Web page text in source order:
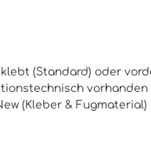
(Standard) oder
( Kleber & Fugmaterial)